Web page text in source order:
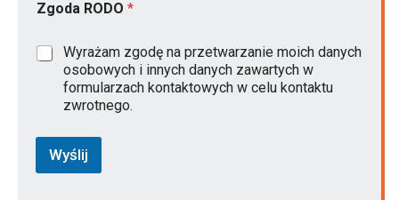
Zgoda RODO *
Wyrażam zgodę na przetwarzanie moich danych
osobowych i innych danych zawartych w
formularzach kontaktowych w celu kontaktu
zwrotnego.
Wyślij